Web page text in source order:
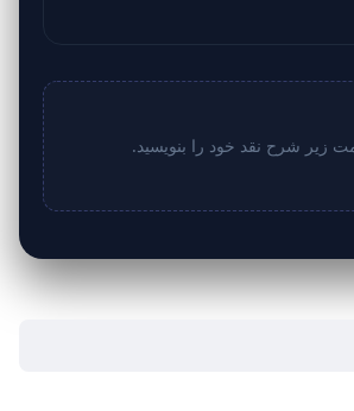
زیر شرح نقد خود را بنویسید.